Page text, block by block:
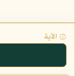
۞ الآية